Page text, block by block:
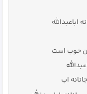
اباعبدالله
خوب است
اب